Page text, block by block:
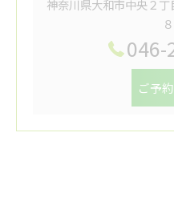
神奈川県大和市中央２
046-
ご予